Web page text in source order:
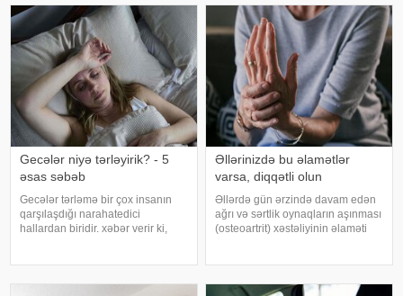
preslənmiş kətan toxumlarında
Səhiyyə Nazirliyinin rəsmi
"Instagram" hesabınd
Gecələr niyə tərləyirik? - 5
əsas səbəb
Gecələr tərləmə bir çox insanın
qarşılaşdığı narahatedici
hallardan biridir. xəbər verir ki,
sağlamlıq problemlərinin əlamət
Əllərinizdə bu əlamətlər
varsa, diqqətli olun
Əllərdə gün ərzində davam edən
ağrı və sərtlik oynaqların aşınması
(osteoartrit) xəstəliyinin əlaməti
yaranır. xəbər verir ki